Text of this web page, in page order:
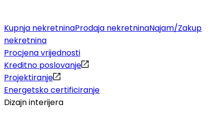
Kupnja nekretninaProdaja nekretninaNajam/Zakup
nekretnina
Procjena vrijednosti
Kreditno poslovanje
Projektiranje
Energetsko certificiranje
Dizajn interijera